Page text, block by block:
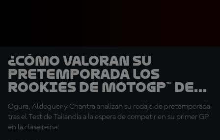
¿Cómo valoran su
pretemporada los
rookies de MotoGP™ de
2025?
Ogura, Aldeguer y Chantra analizan su rodaje de pretemporada
tras el Test de Tailandia a la espera de competir en su primer GP
en la clase reina